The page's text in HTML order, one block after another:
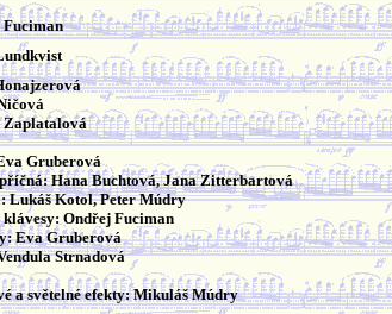
Zaplatalová
Gruberová
Hana Buchtová, Jana Zitterbartová
Lukáš Kotol, Peter Múdry
Ondřej Fuciman
Eva Gruberová
Strnadová
a světelné efekty: Mikuláš Múdry